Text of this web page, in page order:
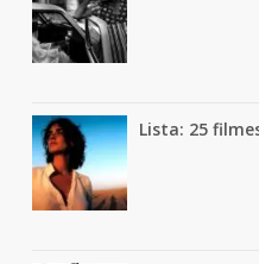
Lista: 25